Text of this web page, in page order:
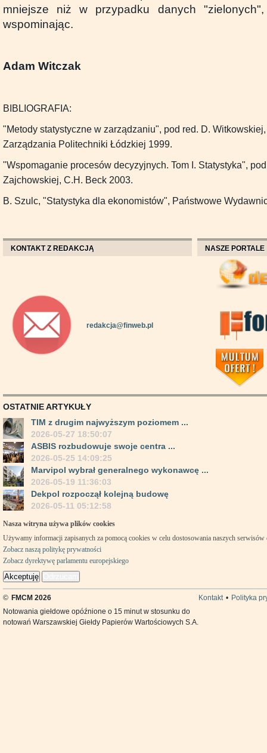
mniejsze niż w przypadku danych
wspominając.
Adam Witczak
BIBLIOGRAFIA:
"Metody statystyczne w zarządzaniu", pod red. D.
Zarządzania Politechniki Łódzkiej 1999.
"Wspomaganie procesów decyzyjnych. Tom I. Statystyka",
Zajchowskiej, C.H. Beck 2003.
B. Szulc, "Statystyka dla ekonomistów", Państwowe
KONTAKT Z REDAKCJĄ
redakcja@finweb.pl
NASZE PORTALE
OSTATNIE ARTYKUŁY
TIM z drugim najwyższym poziomem ...
2026-05-27 18:50:07
ASBIS rozbudowuje swoje centra ...
2026-05-25 14:09:25
Marvipol wybrał generalnego wykonawcę ...
2026-05-19 11:36:03
Dekpol rozpoczął kolejną budowę
2026-05-11 05:12:58
Nasza witryna używa plików cookies
Używamy informacji zapisanych za pomocą cookies w celu dostosowania naszych
Zobacz naszą politykę prywatności
Zobacz dyrektywę parlamentu europejskiego
Akceptuję
© FMCM 2026 Kontakt • Polityka
Notowania giełdowe opóźnione o 15 minut w stosunku do
notowań Warszawskiej Giełdy Papierów Wartościowych S.A.